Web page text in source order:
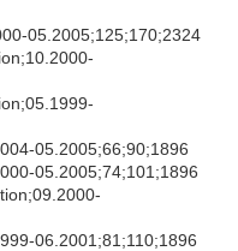
05.2005;125;170;2324
05.2005;66;90;1896
05.2005;74;101;1896
06.2001;81;110;1896